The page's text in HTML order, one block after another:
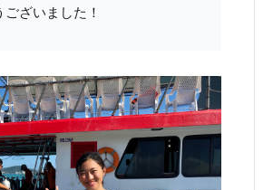
ざいました！